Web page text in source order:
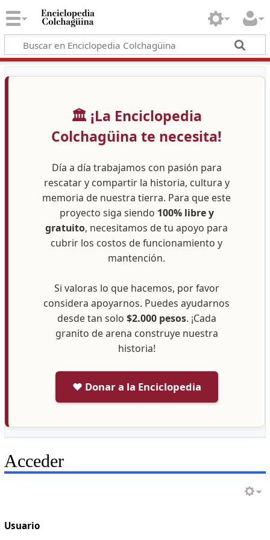
🏛️ ¡La Enciclopedia
Colchagüina te necesita!
Día a día trabajamos con pasión para
rescatar y compartir la historia, cultura y
memoria de nuestra tierra. Para que este
proyecto siga siendo 100% libre y
gratuito, necesitamos de tu apoyo para
cubrir los costos de funcionamiento y
mantención.
Si valoras lo que hacemos, por favor
considera apoyarnos. Puedes ayudarnos
desde tan solo $2.000 pesos. ¡Cada
granito de arena construye nuestra
historia!
❤️ Donar a la Enciclopedia
Acceder
Usuario